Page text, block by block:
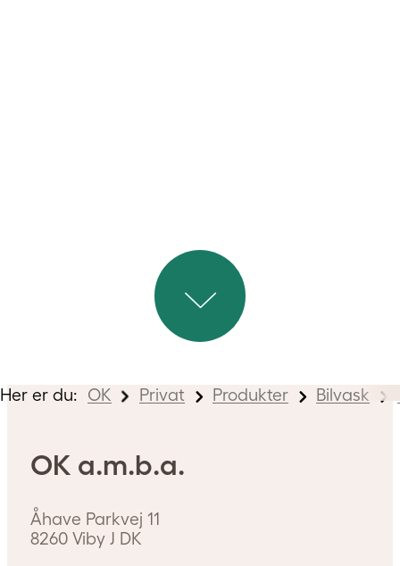
Miljøvenlig bilvask hos OK
Her er du: OK Privat Produkter Bilvask
OK a.m.b.a.
Åhave Parkvej 11
8260 Viby J DK